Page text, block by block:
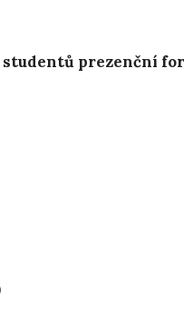
prezenční